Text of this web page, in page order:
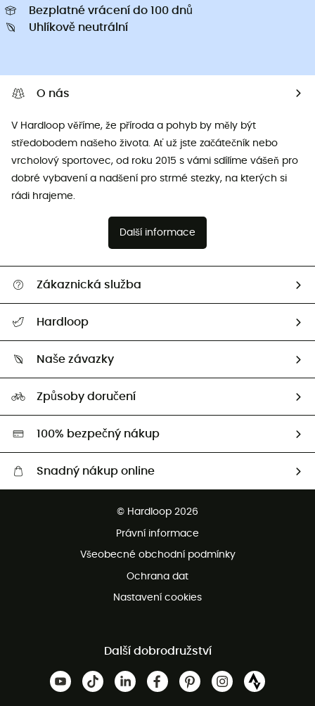
Bezplatné vrácení do 100 dnů
Uhlíkově neutrální
O nás
V Hardloop věříme, že příroda a pohyb by měly být
středobodem našeho života. Ať už jste začátečník nebo
vrcholový sportovec, od roku 2015 s vámi sdílíme vášeň pro
dobré vybavení a nadšení pro strmé stezky, na kterých si
rádi hrajeme.
Další informace
Zákaznická služba
Vrácení zboží a peněz
Hardloop
Naši Ambasadoři
Naše závazky
HardGreen
Způsoby doručení
100% bezpečný nákup
Snadný nákup online
Bezplatná zákaznická služba
© Hardloop 2026
Právní informace
Všeobecné obchodní podmínky
Ochrana dat
Nastavení cookies
Další dobrodružství